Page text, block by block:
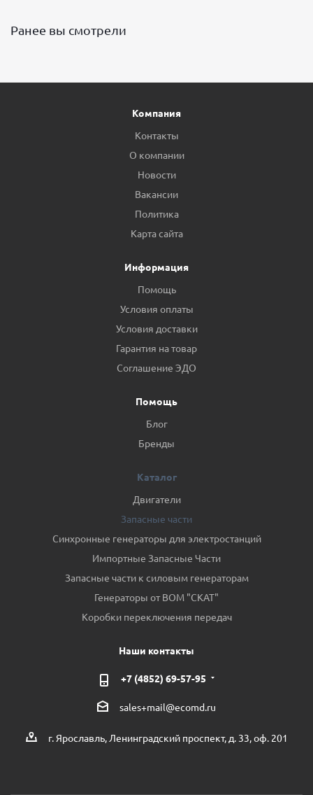
Ранее вы смотрели
Компания
Контакты
О компании
Новости
Вакансии
Политика
Карта сайта
Информация
Помощь
Условия оплаты
Условия доставки
Гарантия на товар
Соглашение ЭДО
Помощь
Блог
Бренды
Каталог
Двигатели
Запасные части
Синхронные генераторы для электростанций
Импортные Запасные Части
Запасные части к силовым генераторам
Генераторы от ВОМ "СКАТ"
Коробки переключения передач
Наши контакты
+7 (4852) 69-57-95
sales+mail@ecomd.ru
г. Ярославль, Ленинградский проспект, д. 33, оф. 201